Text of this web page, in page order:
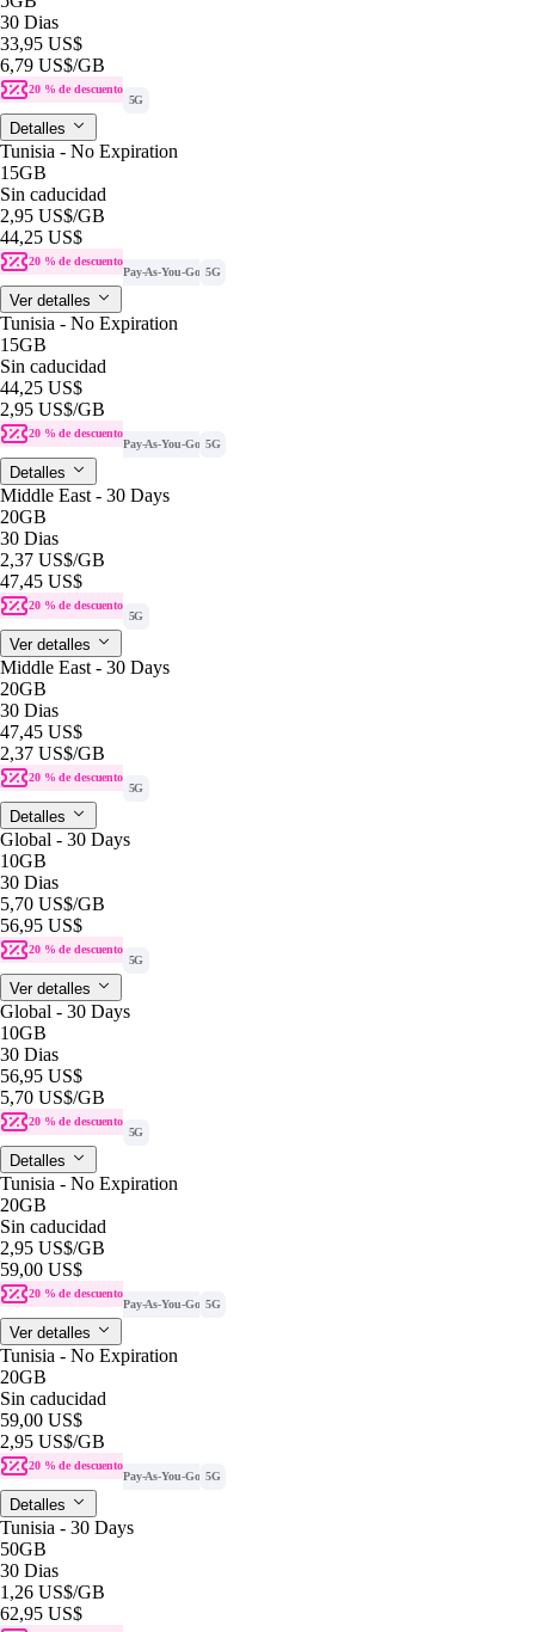
30 Dias
33,95 US$
6,79 US$/GB
20 % de descuento
5G
Detalles
Tunisia - No Expiration
15GB
Sin caducidad
2,95 US$/GB
44,25 US$
20 % de descuento
Pay-As-You-Go 5G
Ver detalles
Tunisia - No Expiration
15GB
Sin caducidad
44,25 US$
2,95 US$/GB
20 % de descuento
Pay-As-You-Go 5G
Detalles
Middle East - 30 Days
20GB
30 Dias
2,37 US$/GB
47,45 US$
20 % de descuento
5G
Ver detalles
Middle East - 30 Days
20GB
30 Dias
47,45 US$
2,37 US$/GB
20 % de descuento
5G
Detalles
Global - 30 Days
10GB
30 Dias
5,70 US$/GB
56,95 US$
20 % de descuento
5G
Ver detalles
Global - 30 Days
10GB
30 Dias
56,95 US$
5,70 US$/GB
20 % de descuento
5G
Detalles
Tunisia - No Expiration
20GB
Sin caducidad
2,95 US$/GB
59,00 US$
20 % de descuento
Pay-As-You-Go 5G
Ver detalles
Tunisia - No Expiration
20GB
Sin caducidad
59,00 US$
2,95 US$/GB
20 % de descuento
Pay-As-You-Go 5G
Detalles
Tunisia - 30 Days
50GB
30 Dias
1,26 US$/GB
62,95 US$